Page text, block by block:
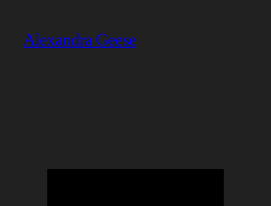
Alexandra Geese